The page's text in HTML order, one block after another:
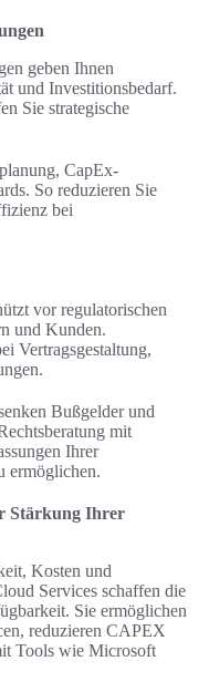
geben Ihnen
und Investitionsbedarf.
Sie strategische
CapEx-
So reduzieren Sie
bei
vor regulatorischen
und Kunden.
Vertragsgestaltung,
Bußgelder und
mit
Ihrer
ermöglichen.
Stärkung Ihrer
Kosten und
Services schaffen die
Sie ermöglichen
reduzieren CAPEX
Tools wie Microsoft